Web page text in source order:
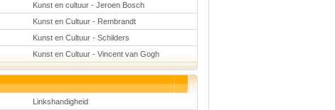
Kunst en cultuur - Jeroen Bosch
Kunst en Cultuur - Rembrandt
Kunst en Cultuur - Schilders
Kunst en Cultuur - Vincent van Gogh
Linkshandigheid